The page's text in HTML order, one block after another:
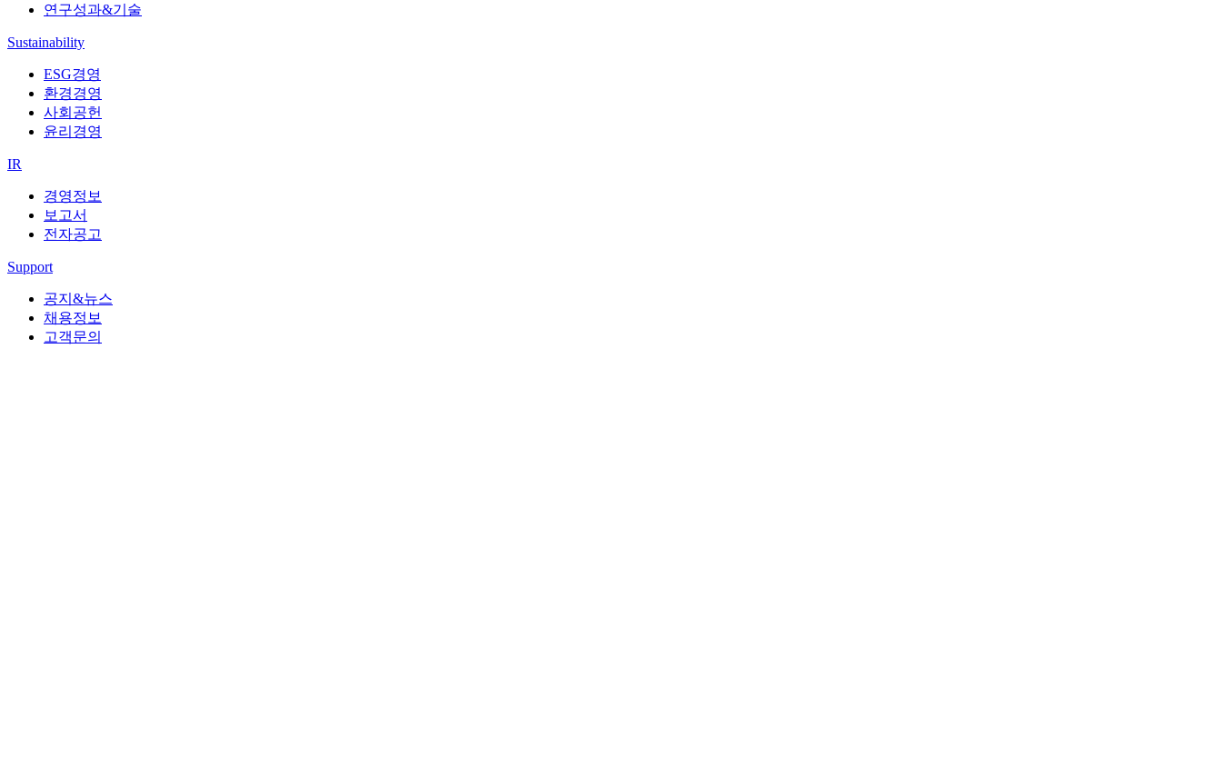
연구성과&기술
Sustainability
ESG경영
환경경영
사회공헌
윤리경영
IR
경영정보
보고서
전자공고
Support
공지&뉴스
채용정보
고객문의